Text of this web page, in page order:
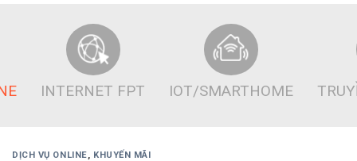
INTERNET FPT IOT/SMARTHOME
DỊCH VỤ ONLINE, KHUYẾN MÃI